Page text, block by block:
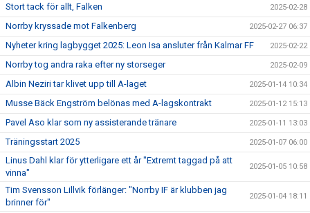
Stort tack för allt, Falken 2025-02-28
Norrby kryssade mot Falkenberg 2025-02-27 06:37
Nyheter kring lagbygget 2025: Leon Isa ansluter från Kalmar FF 2025-02-22
Norrby tog andra raka efter ny storseger 2025-02-09
Albin Neziri tar klivet upp till A-laget 2025-01-14 10:34
Musse Bäck Engström belönas med A-lagskontrakt 2025-01-12 15:13
Pavel Aso klar som ny assisterande tränare 2025-01-11 13:03
Träningsstart 2025 2025-01-07 06:00
Linus Dahl klar för ytterligare ett år "Extremt taggad på att
vinna"
2025-01-05 10:58
Tim Svensson Lillvik förlänger: "Norrby IF är klubben jag
brinner för"
2025-01-04 18:11